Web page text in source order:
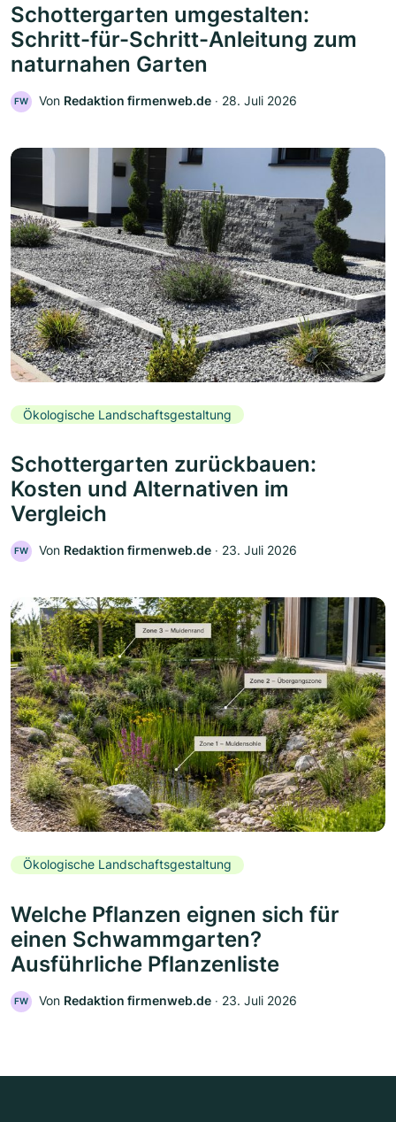
Schottergarten umgestalten:
Schritt-für-Schritt-Anleitung zum
naturnahen Garten
FW Von Redaktion firmenweb.de ‧ 28. Juli 2026
Ökologische Landschaftsgestaltung
Schottergarten zurückbauen:
Kosten und Alternativen im
Vergleich
FW Von Redaktion firmenweb.de ‧ 23. Juli 2026
Ökologische Landschaftsgestaltung
Welche Pflanzen eignen sich für
einen Schwammgarten?
Ausführliche Pflanzenliste
FW Von Redaktion firmenweb.de ‧ 23. Juli 2026